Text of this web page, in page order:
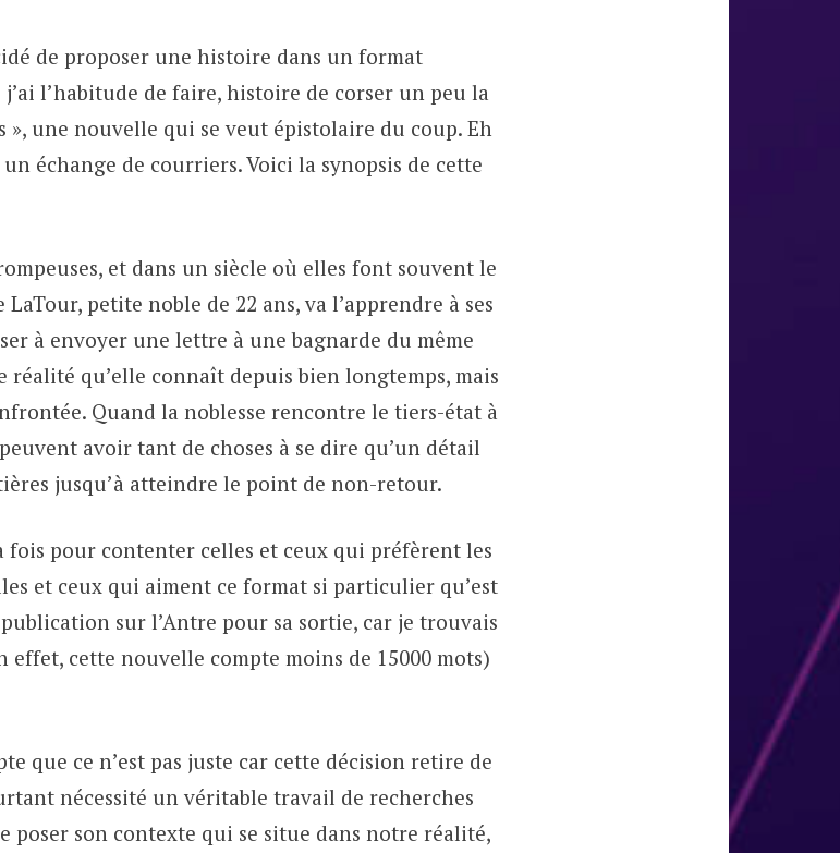
de proposer une histoire dans un format
l’habitude de faire, histoire de corser un peu la
», une nouvelle qui se veut épistolaire du coup. Eh
échange de courriers. Voici la synopsis de cette
et dans un siècle où elles font souvent le
petite noble de 22 ans, va l’apprendre à ses
à envoyer une lettre à une bagnarde du même
réalité qu’elle connaît depuis bien longtemps, mais
Quand la noblesse rencontre le tiers-état à
avoir tant de choses à se dire qu’un détail
jusqu’à atteindre le point de non-retour.
fois pour contenter celles et ceux qui préfèrent les
et ceux qui aiment ce format si particulier qu’est
sur l’Antre pour sa sortie, car je trouvais
effet, cette nouvelle compte moins de 15000 mots)
que ce n’est pas juste car cette décision retire de
nécessité un véritable travail de recherches
poser son contexte qui se situe dans notre réalité,